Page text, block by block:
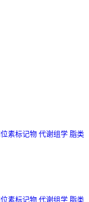
素标记物 代谢组学 脂类
素标记物 代谢组学 脂类